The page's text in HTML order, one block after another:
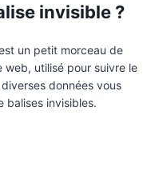
invisible ?
un petit morceau de
web, utilisé pour suivre le
données vous
balises invisibles.